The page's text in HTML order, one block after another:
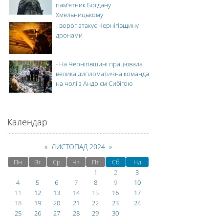
пам’ятник Богдану
Хмельницькому
- ворог атакує Чернігівщину
дронами
- На Чернігівщині працювала
велика дипломатична команда
на чолі з Андрієм Сибігою
Календар
« ЛИСТОПАД 2024 »
Пн Вт Ср Чт Пт Сб
Нд
1
2
3
4
5 6 7 8 9
10
11
12 13 14 15 16
17
18
19 20 21 22 23
24
25
26 27 28 29 30